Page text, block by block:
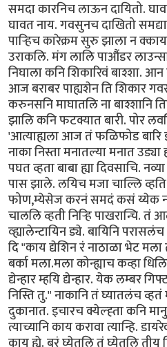
समदा कारनिच लाऊन दायितो.
घावत नाय. गवसुनच दाखितो
पार्‍हिच कारेक्रम सुरु झाला न
उराकलि. मंग लालि पाऔंडर
निघाला कनि शिकारिवं बाश्शा.
आज बराबर पाह्यशेन ति शिकार
करुनसनि माघातलि ना बाश्शानि
झालि कनि फटक्यात बारी. पोर
'आत्याह्यला आज तं फळिफोड बारि
नाका निस्ता मनातल्या मनात उड्या
पघत व्हता बाबा ह्या दिवसाचि.
पास झाले. लयिच मजा चाल्लि
फोण,म्येसेज करनं समदं कसं य्येक
चाललि व्हती निर्‍हि पाखरान्चि. तं
व्ह्यालेन्टायिन ड्ये. बायिनि
दि "काय द्येशिन रं नाठाळा भेट
बर्का मला.मला कोन्ह्याच कव्हा
द्येन्हार म्हयि द्येन्हार. येक लम्बर
निस्ति तु." नाकानि तं घ्यातलंच व्हतं
दुकानात. इचारच क्येल्ह्ता कनि
त्याच्यानि काय करावा त्यान्हि.